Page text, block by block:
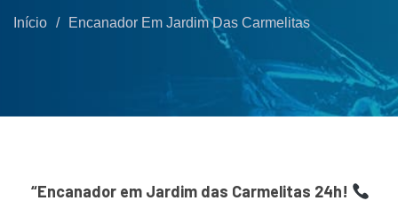
Início / Encanador Em Jardim Das Carmelitas
“Encanador em Jardim das Carmelitas 24h!